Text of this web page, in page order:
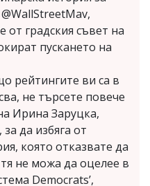
от градския съвет на
пускането на
рейтингите ви са в
не търсете повече
Ирина Заруцка,
да избяга от
която отказвате да
не можа да оцелее в
Democrats’,